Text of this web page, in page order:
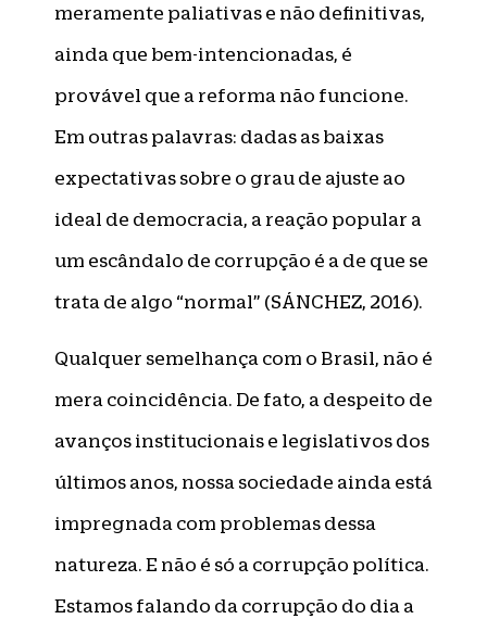
meramente paliativas e não definitivas,
ainda que bem-intencionadas, é
provável que a reforma não funcione.
Em outras palavras: dadas as baixas
expectativas sobre o grau de ajuste ao
ideal de democracia, a reação popular a
um escândalo de corrupção é a de que se
trata de algo “normal” (SÁNCHEZ, 2016).
Qualquer semelhança com o Brasil, não é
mera coincidência. De fato, a despeito de
avanços institucionais e legislativos dos
últimos anos, nossa sociedade ainda está
impregnada com problemas dessa
natureza. E não é só a corrupção política.
Estamos falando da corrupção do dia a